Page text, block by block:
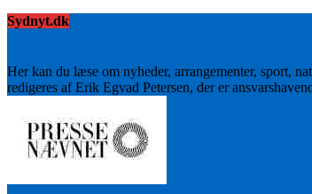
Sydnyt.dk
Her kan du læse om nyheder, arrangementer, sport,
redigeres af Erik Egvad Petersen, der er